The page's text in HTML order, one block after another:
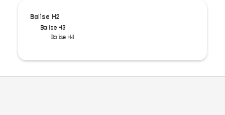
Balise H2
Balise H3
Balise H4